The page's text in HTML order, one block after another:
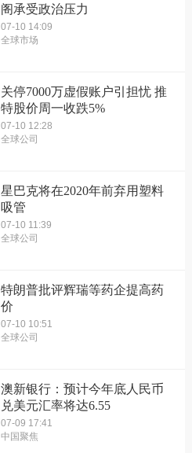
阁承受政治压力
07-10 14:09
全球市场
关停7000万虚假账户引担忧 推
特股价周一收跌5%
07-10 12:28
全球公司
星巴克将在2020年前弃用塑料
吸管
07-10 11:39
全球公司
特朗普批评辉瑞等药企提高药
价
07-10 10:51
全球公司
澳新银行：预计今年底人民币
兑美元汇率将达6.55
07-09 17:41
中国聚焦